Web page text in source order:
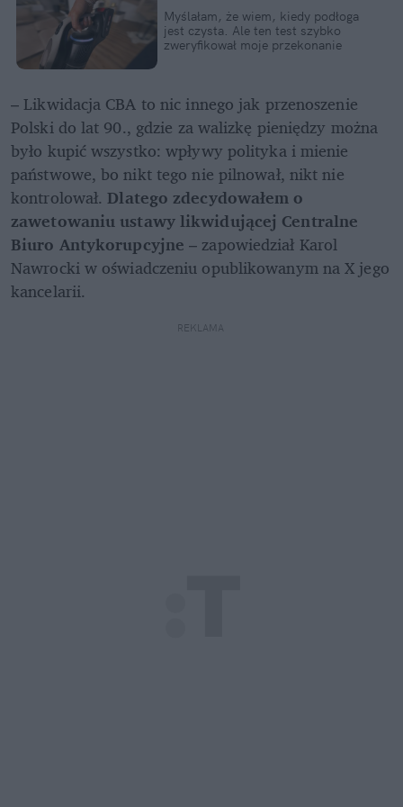
Myślałam, że wiem, kiedy podłoga
jest czysta. Ale ten test szybko
zweryfikował moje przekonanie
– Likwidacja CBA to nic innego jak przenoszenie
Polski do lat 90., gdzie za walizkę pieniędzy można
było kupić wszystko: wpływy polityka i mienie
państwowe, bo nikt tego nie pilnował, nikt nie
kontrolował. Dlatego zdecydowałem o
zawetowaniu ustawy likwidującej Centralne
Biuro Antykorupcyjne – zapowiedział Karol
Nawrocki w oświadczeniu opublikowanym na X jego
kancelarii.
REKLAMA